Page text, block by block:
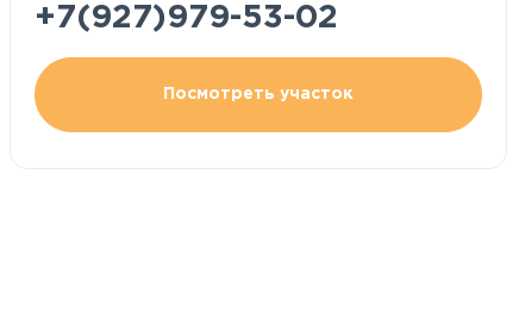
+7(927)979-53-02
Посмотреть участок